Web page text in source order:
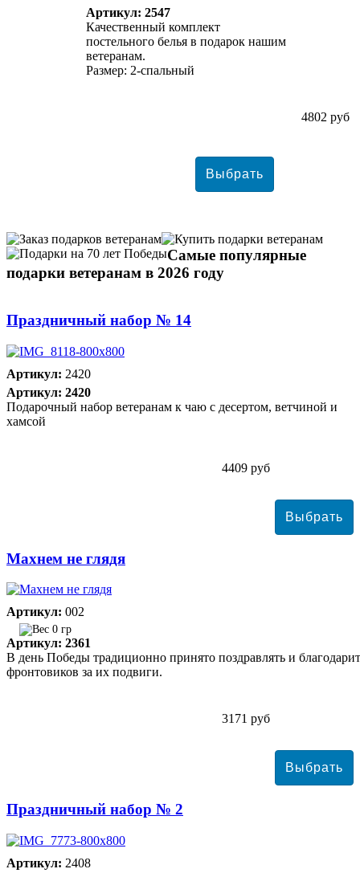
Артикул: 2547
Качественный комплект
постельного белья в подарок нашим
ветеранам.
Размер: 2-спальный
4802 руб
Самые популярные
подарки ветеранам в 2026 году
Праздничный набор № 14
Артикул: 2420
Артикул: 2420
Подарочный набор ветеранам к чаю с десертом, ветчиной и
хамсой
4409 руб
Махнем не глядя
Артикул: 002
0 гр
Артикул: 2361
В день Победы традиционно принято поздравлять и
фронтовиков за их подвиги.
3171 руб
Праздничный набор № 2
Артикул: 2408